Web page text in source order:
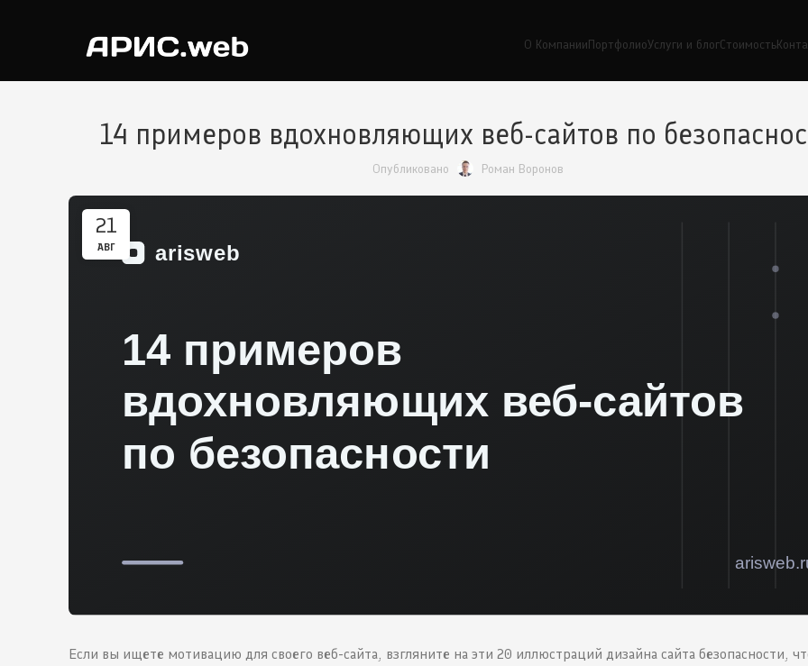
О КомпанииПортфолиоУслуги и блогСтоимость
14 примеров вдохновляющих веб-сайтов по
Опубликовано Роман Воронов
21
АВГ
Если вы ищете мотивацию для своего веб-сайта, взгляните на эти 20 иллюстраций дизайна сайта безопасности,